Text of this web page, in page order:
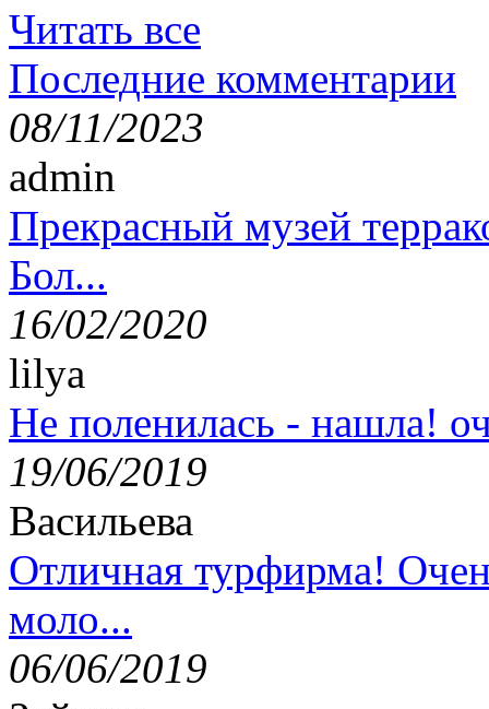
Читать все
Последние комментарии
08/11/2023
admin
Прекрасный музей
Бол...
16/02/2020
lilya
Не поленилась - нашла!
19/06/2019
Васильева
Отличная турфирма!
моло...
06/06/2019